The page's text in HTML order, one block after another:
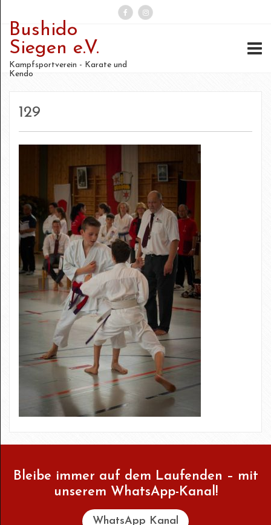
Suchen
nach:
Bushido
Siegen e.V.
Kampfsportverein - Karate und
Kendo
129
Bleibe immer auf dem Laufenden – mit
unserem WhatsApp-Kanal!
WhatsApp Kanal